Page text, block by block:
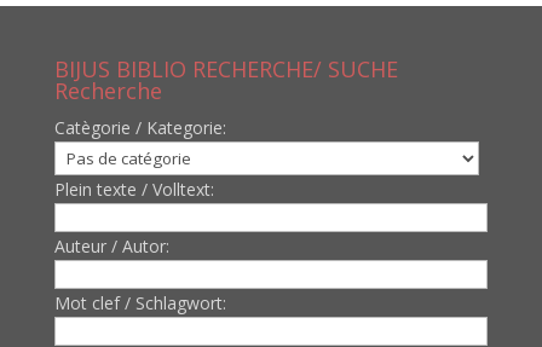
BIJUS BIBLIO RECHERCHE/ SUCHE
Recherche
Catègorie / Kategorie:
Plein texte / Volltext:
Auteur / Autor:
Mot clef / Schlagwort: